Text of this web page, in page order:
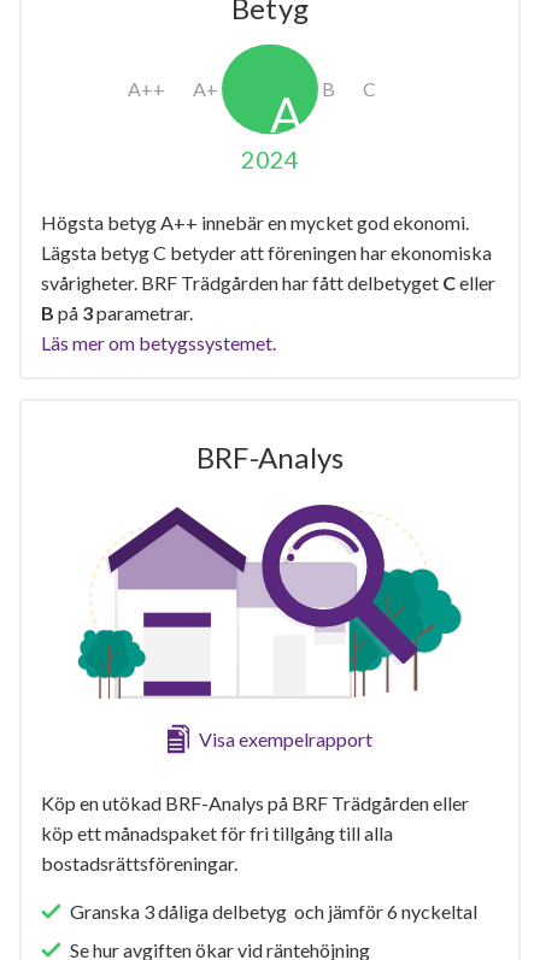
Betyg
2024
Högsta betyg A++ innebär en mycket god ekonomi.
Lägsta betyg C betyder att föreningen har ekonomiska
svårigheter. BRF Trädgården har fått delbetyget Celler
B på 3parametrar.
Läs mer om betygssystemet.
BRF-Analys
Visa exempelrapport
Köp en utökad BRF-Analys på BRF Trädgården eller
köp ett månadspaket för fri tillgång till alla
bostadsrättsföreningar.
Granska 3 dåliga delbetyg och jämför 6 nyckeltal
Se hur avgiften ökar vid räntehöjning